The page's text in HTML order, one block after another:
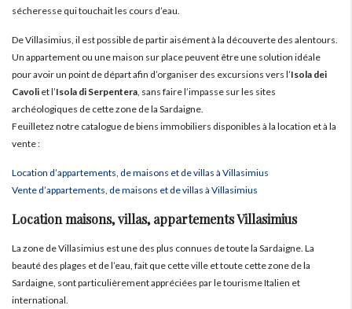
sécheresse qui touchait les cours d’eau.
De Villasimius, il est possible de partir aisément à la découverte des alentours.
Un appartement ou une maison sur place peuvent être une solution idéale
pour avoir un point de départ afin d’organiser des excursions vers l’Isola dei
Cavoli et l’Isola di Serpentera, sans faire l’impasse sur les sites
archéologiques de cette zone de la Sardaigne.
Feuilletez notre catalogue de biens immobiliers disponibles à la location et à la
vente :
Location d’appartements, de maisons et de villas à Villasimius
Vente d’appartements, de maisons et de villas à Villasimius
Location maisons, villas, appartements Villasimius
La zone de Villasimius est une des plus connues de toute la Sardaigne. La
beauté des plages et de l’eau, fait que cette ville et toute cette zone de la
Sardaigne, sont particulièrement appréciées par le tourisme Italien et
international.